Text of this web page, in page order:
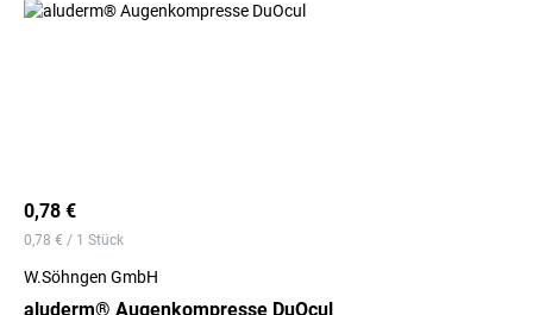
0,78 €
0,78 € / 1 Stück
W.Söhngen GmbH
aluderm® Augenkompresse DuOcul